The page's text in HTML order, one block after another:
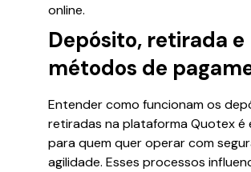
online.
Depósito, retirada e
métodos de
Entender como funcionam os
retiradas na plataforma Quotex é
para quem quer operar com
agilidade. Esses processos